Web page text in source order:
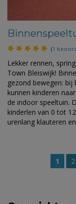
(1
Lekker rennen,
Town Bleiswijk!
gezond bewegen:
kunnen kinderen
de indoor speeltuin.
kinderlen van 0 tot
urenlang klauteren
1 2